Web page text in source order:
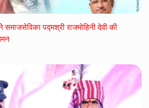
पद्मश्री राजमोहिनी देवी की